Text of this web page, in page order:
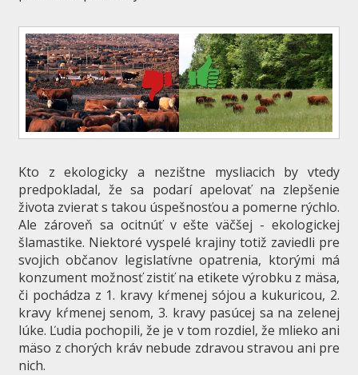
Kto z ekologicky a nezištne mysliacich by vtedy
predpokladal, že sa podarí apelovať na zlepšenie
života zvierat s takou úspešnosťou a pomerne rýchlo.
Ale zároveň sa ocitnúť v ešte väčšej - ekologickej
šlamastike. Niektoré vyspelé krajiny totiž zaviedli pre
svojich občanov legislatívne opatrenia, ktorými má
konzument možnosť zistiť na etikete výrobku z mäsa,
či pochádza z 1. kravy kŕmenej sójou a kukuricou, 2.
kravy kŕmenej senom, 3. kravy pasúcej sa na zelenej
lúke. Ľudia pochopili, že je v tom rozdiel, že mlieko ani
mäso z chorých kráv nebude zdravou stravou ani pre
nich.